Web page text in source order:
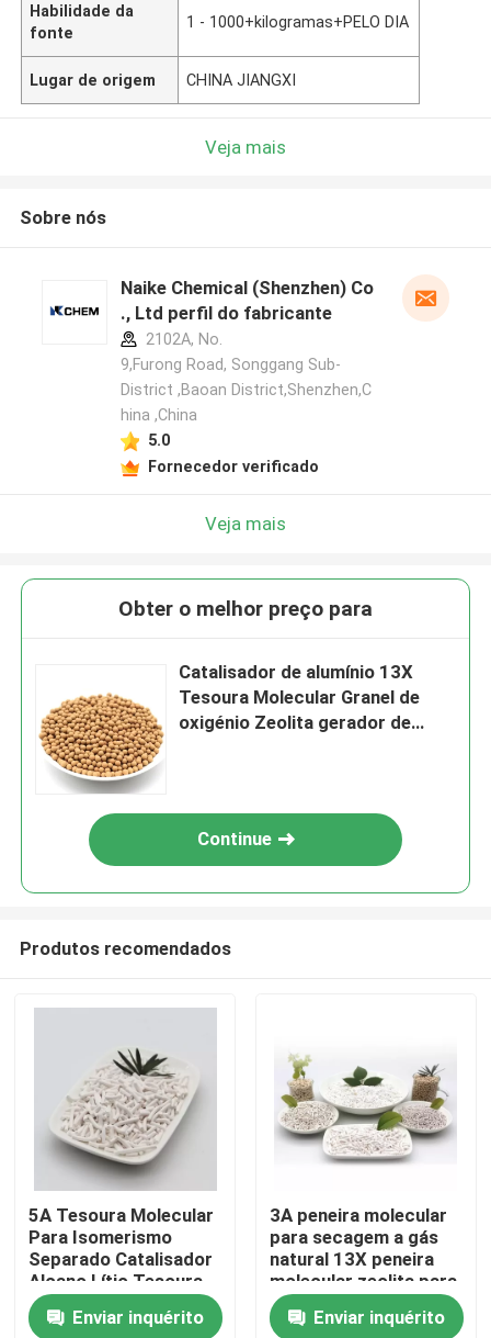
Habilidade da
fonte
1 - 1000+kilogramas+PELO DIA
Lugar de origem CHINA JIANGXI
Veja mais
Sobre nós
Naike Chemical (Shenzhen) Co
., Ltd perfil do fabricante
2102A, No.
9,Furong Road, Songgang Sub-
District ,Baoan District,Shenzhen,C
hina ,China
5.0
Fornecedor verificado
Veja mais
Obter o melhor preço para
Catalisador de alumínio 13X
Tesoura Molecular Granel de
oxigénio Zeolita gerador de
Continue
Produtos recomendados
5A Tesoura Molecular
Para Isomerismo
Separado Catalisador
Alcano Lítio Tesoura
Molecular Oxigênio
Mcm 22 Zeolita
Enviar inquérito
3A peneira molecular
para secagem a gás
natural 13X peneira
molecular zeolita para
concentrador de
oxigênioEnviar inquérito